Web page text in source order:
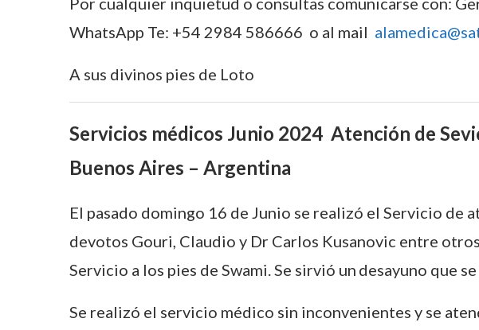
WhatsApp Te: +54 2984 586666 o al mail
A sus divinos pies de Loto
Servicios médicos Junio 2024 Atención de
Buenos Aires – Argentina
El pasado domingo 16 de Junio se realizó el Servicio de
devotos Gouri, Claudio y Dr Carlos Kusanovic entre
Servicio a los pies de Swami. Se sirvió un desayuno que
Se realizó el servicio médico sin inconvenientes y se